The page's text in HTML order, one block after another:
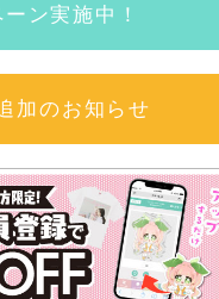
ン実施中！
加のお知らせ